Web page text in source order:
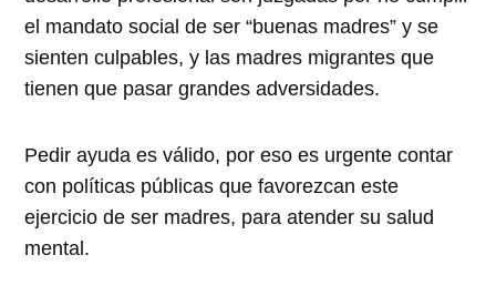
el mandato social de ser “buenas madres” y se
sienten culpables, y las madres migrantes que
tienen que pasar grandes adversidades.
Pedir ayuda es válido, por eso es urgente contar
con políticas públicas que favorezcan este
ejercicio de ser madres, para atender su salud
mental.